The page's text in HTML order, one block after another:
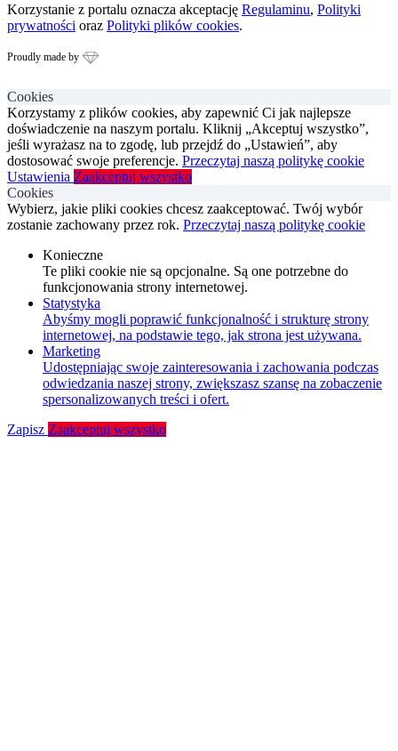
Korzystanie z portalu oznacza akceptację Regulaminu, Polityki
prywatności oraz Polityki plików cookies.
Proudly made by
Cookies
Korzystamy z plików cookies, aby zapewnić Ci jak najlepsze
doświadczenie na naszym portalu. Kliknij „Akceptuj wszystko”,
jeśli wyrażasz na to zgodę, lub przejdź do „Ustawień”, aby
dostosować swoje preferencje. Przeczytaj naszą politykę cookie
Ustawienia Zaakceptuj wszystko
Cookies
Wybierz, jakie pliki cookies chcesz zaakceptować. Twój wybór
zostanie zachowany przez rok. Przeczytaj naszą politykę cookie
Konieczne
Te pliki cookie nie są opcjonalne. Są one potrzebne do
funkcjonowania strony internetowej.
Statystyka
Abyśmy mogli poprawić funkcjonalność i strukturę strony
internetowej, na podstawie tego, jak strona jest używana.
Marketing
Udostępniając swoje zainteresowania i zachowania podczas
odwiedzania naszej strony, zwiększasz szansę na zobaczenie
spersonalizowanych treści i ofert.
Zapisz Zaakceptuj wszystko